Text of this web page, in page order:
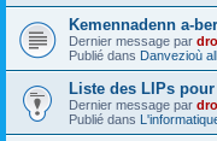
Kemennadenn a-
Dernier message par
Publié dans Danvezioù
Liste des LIPs
Dernier message par
Publié dans